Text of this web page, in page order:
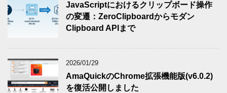
JavaScriptにおけるクリップボード操作
の変遷：ZeroClipboardからモダン
Clipboard APIまで
2026/01/29
AmaQuickのChrome拡張機能版(v6.0.2)
を復活公開しました